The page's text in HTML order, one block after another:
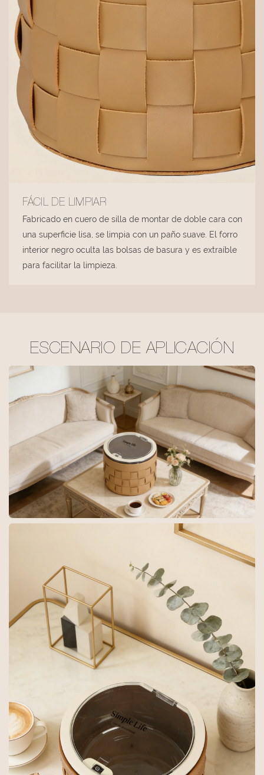
FÁCIL DE LIMPIAR
Fabricado en cuero de silla de montar de doble cara con
una superficie lisa, se limpia con un paño suave. El forro
interior negro oculta las bolsas de basura y es extraíble
para facilitar la limpieza.
ESCENARIO DE APLICACIÓN